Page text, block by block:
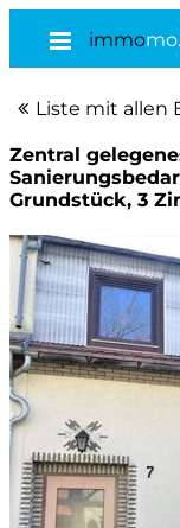
immo
Liste mit allen
Zentral
Grundstück, 3